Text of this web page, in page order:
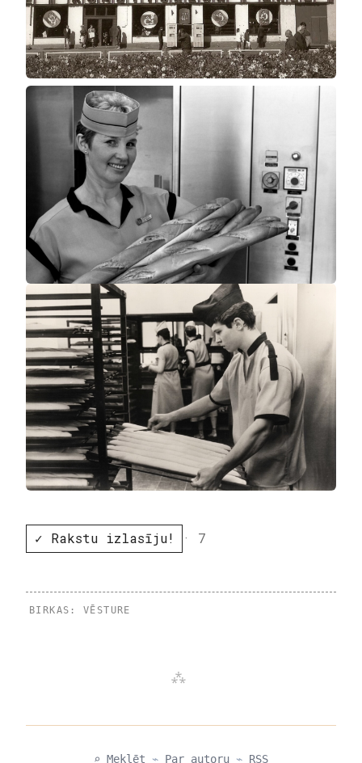
✓ Rakstu izlasīju! · 7
BIRKAS: VĒSTURE
⌕ Meklēt ⌁ Par autoru ⌁ RSS